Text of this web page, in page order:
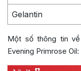
Gelantin
Một số thông tin về
Evening Primrose Oil: